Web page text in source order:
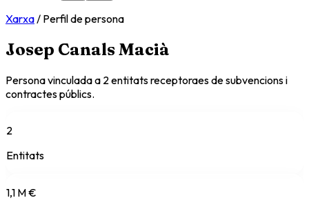
Xarxa/ Perfil de persona
Josep Canals Macià
Persona vinculada a 2 entitatsreceptoraesde subvencions i
contractes públics.
2
Entitats
1,1 M €